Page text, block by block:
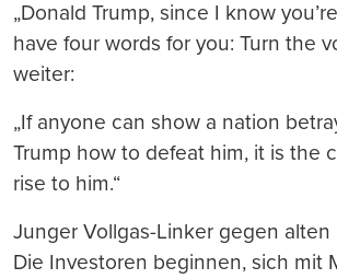
„Donald Trump, since I know
have four words for you: Turn the
weiter:
„If anyone can show a nation
Trump how to defeat him, it is the
rise to him.“
Junger Vollgas-Linker gegen alten
Die Investoren beginnen, sich mit